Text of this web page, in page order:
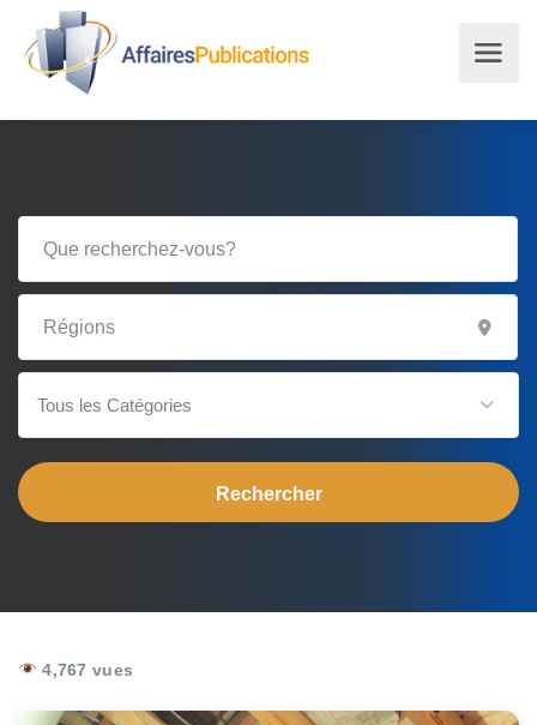
Tous les Catégories
4,767 vues